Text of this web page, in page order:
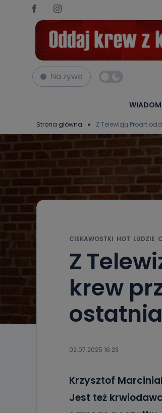
Na żywo
Strona główna Z Telewizją Proart
CIEKAWOSTKI HOT LUDZIE
Z
krew
02.07.2025 16:23
Krzysztof
Jest też